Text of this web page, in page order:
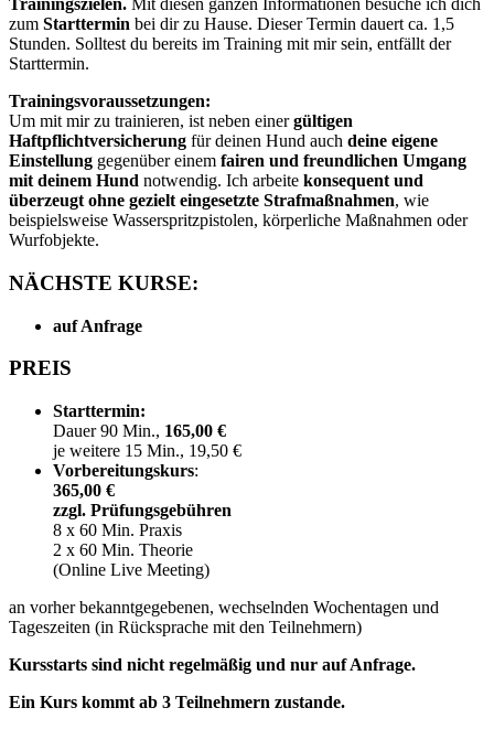
Trainingszielen. Mit diesen ganzen Informationen besuche ich dich
zum Starttermin bei dir zu Hause. Dieser Termin dauert ca. 1,5
Stunden. Solltest du bereits im Training mit mir sein, entfällt der
Starttermin.
Trainingsvoraussetzungen:
Um mit mir zu trainieren, ist neben einergültigen
Haftpflichtversicherung für deinen Hund auch deine eigene
Einstellung gegenüber einem fairen und freundlichen Umgang
mit deinem Hund notwendig. Ich arbeite konsequent und
überzeugt ohne gezielt eingesetzte Strafmaßnahmen, wie
beispielsweise Wasserspritzpistolen, körperliche Maßnahmen oder
Wurfobjekte.
NÄCHSTE KURSE:
auf Anfrage
PREIS
Starttermin:
Dauer 90 Min., 165,00 €
je weitere 15 Min., 19,50 €
Vorbereitungskurs:
365,00 €
zzgl. Prüfungsgebühren
8 x 60 Min. Praxis
2 x 60 Min. Theorie
(Online Live Meeting)
an vorher bekanntgegebenen, wechselnden Wochentagen und
Tageszeiten (in Rücksprache mit den Teilnehmern)
Kursstarts sind nicht regelmäßig und nur auf Anfrage.
Ein Kurs kommt ab 3 Teilnehmern zustande.